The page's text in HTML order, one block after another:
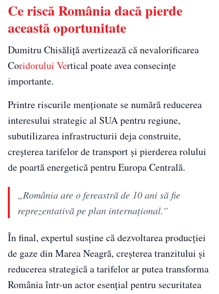
Ce riscă România dacă pierde
această oportunitate
Dumitru Chisăliță avertizează că nevalorificarea
Coridorului Vertical poate avea consecințe
importante.
Printre riscurile menționate se numără reducerea
interesului strategic al SUA pentru regiune,
subutilizarea infrastructurii deja construite,
creșterea tarifelor de transport și pierderea rolului
de poartă energetică pentru Europa Centrală.
„România are o fereastră de 10 ani să fie
reprezentativă pe plan internațional.”
În final, expertul susține că dezvoltarea producției
de gaze din Marea Neagră, creșterea tranzitului și
reducerea strategică a tarifelor ar putea transforma
România într-un actor esențial pentru securitatea